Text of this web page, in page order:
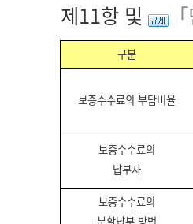
제11항 및
구분
보증수수료의 부담비율
보증수수료의
납부자
보증수수료의